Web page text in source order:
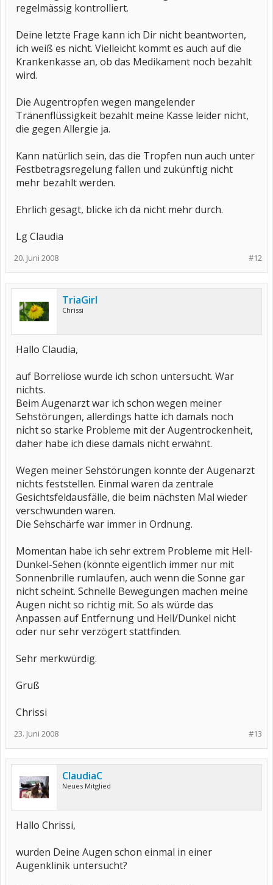
regelmässig kontrolliert.
Deine letzte Frage kann ich Dir nicht beantworten,
ich weiß es nicht. Vielleicht kommt es auch auf die
Krankenkasse an, ob das Medikament noch bezahlt
wird.
Die Augentropfen wegen mangelender
Tränenflüssigkeit bezahlt meine Kasse leider nicht,
die gegen Allergie ja.
Kann natürlich sein, das die Tropfen nun auch unter
Festbetragsregelung fallen und zukünftig nicht
mehr bezahlt werden.
Ehrlich gesagt, blicke ich da nicht mehr durch.
Lg Claudia
#12
20. Juni 2008
TriaGirl
Chrissi
Hallo Claudia,
auf Borreliose wurde ich schon untersucht. War
nichts.
Beim Augenarzt war ich schon wegen meiner
Sehstörungen, allerdings hatte ich damals noch
nicht so starke Probleme mit der Augentrockenheit,
daher habe ich diese damals nicht erwähnt.
Wegen meiner Sehstörungen konnte der Augenarzt
nichts feststellen. Einmal waren da zentrale
Gesichtsfeldausfälle, die beim nächsten Mal wieder
verschwunden waren.
Die Sehschärfe war immer in Ordnung.
Momentan habe ich sehr extrem Probleme mit Hell-
Dunkel-Sehen (könnte eigentlich immer nur mit
Sonnenbrille rumlaufen, auch wenn die Sonne gar
nicht scheint. Schnelle Bewegungen machen meine
Augen nicht so richtig mit. So als würde das
Anpassen auf Entfernung und Hell/Dunkel nicht
oder nur sehr verzögert stattfinden.
Sehr merkwürdig.
Gruß
Chrissi
#13
23. Juni 2008
ClaudiaC
Neues Mitglied
Hallo Chrissi,
wurden Deine Augen schon einmal in einer
Augenklinik untersucht?